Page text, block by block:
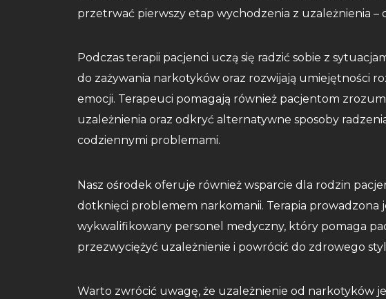
przetrwać pierwszy etap wychodzenia z uzależnienia –
Podczas terapii pacjenci uczą się radzić sobie z
do zażywania narkotyków oraz rozwijają umiejętności
emocji. Terapeuci pomagają również pacjentom
uzależnienia oraz odkryć alternatywne sposoby
codziennymi problemami.
Nasz ośrodek oferuje również wsparcie dla rodzin
dotknięci problemem narkomanii. Terapia prowadzona
wykwalifikowany personel medyczny, który pomaga
przezwyciężyć uzależnienie i powrócić do zdrowego
Warto zwrócić uwagę, że uzależnienie od narkotyków